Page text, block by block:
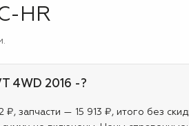
HR
4WD 2016 -?
запчасти — 15 913 ₽, итого без